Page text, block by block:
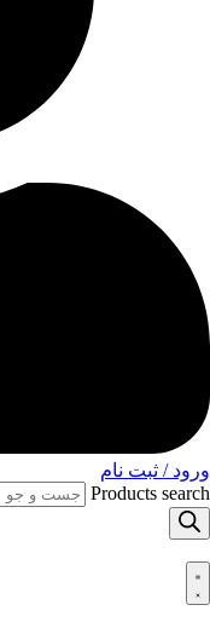
ورود / ثبت نام
Products search